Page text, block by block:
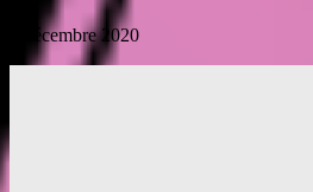
6 décembre 2020